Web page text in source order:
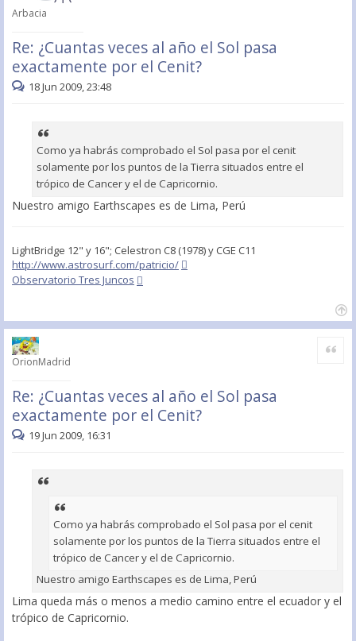
Arbacia
Re: ¿Cuantas veces al año el Sol pasa
exactamente por el Cenit?
18 Jun 2009, 23:48
Como ya habrás comprobado el Sol pasa por el cenit
solamente por los puntos de la Tierra situados entre el
trópico de Cancer y el de Capricornio.
Nuestro amigo Earthscapes es de Lima, Perú
LightBridge 12" y 16"; Celestron C8 (1978) y CGE C11
http://www.astrosurf.com/patricio/
Observatorio Tres Juncos
OrionMadrid
Re: ¿Cuantas veces al año el Sol pasa
exactamente por el Cenit?
Citar
19 Jun 2009, 16:31
Como ya habrás comprobado el Sol pasa por el cenit
solamente por los puntos de la Tierra situados entre el
trópico de Cancer y el de Capricornio.
Nuestro amigo Earthscapes es de Lima, Perú
Lima queda más o menos a medio camino entre el ecuador y el
trópico de Capricornio.